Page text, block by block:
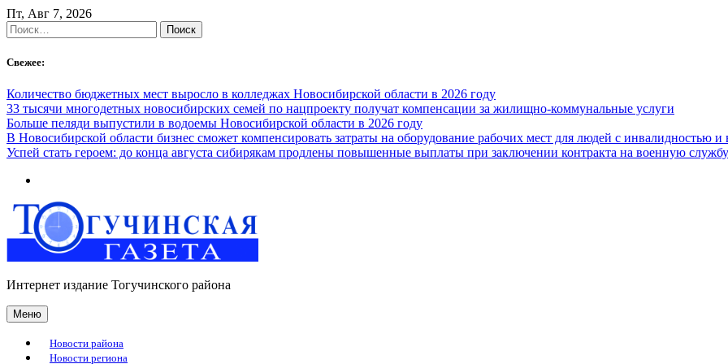
Skip
to
content
Пт, Авг 7, 2026
Найти:
Свежее:
Количество бюджетных мест выросло в колледжах Новосибирской области в 2026 году
33 тысячи многодетных новосибирских семей по нацпроекту получат компенсации за жилищно-коммунальные услуги
Больше пеляди выпустили в водоемы Новосибирской области в 2026 году
В Новосибирской области бизнес сможет компенсировать затраты на оборудование рабочих мест для людей с инвалидностью
Успей стать героем: до конца августа сибирякам продлены повышенные выплаты при заключении контракта на военную службу
Интернет издание Тогучинского района
Меню
Новости района
Новости региона